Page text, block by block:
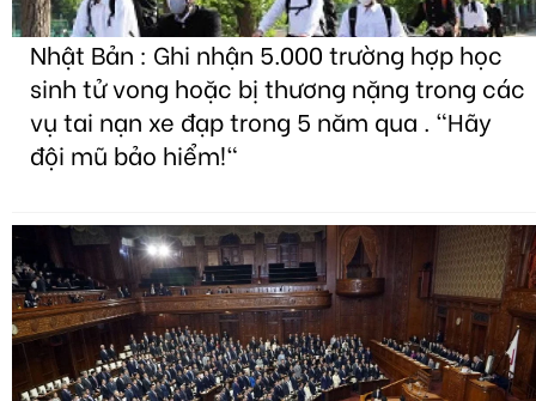
Nhật Bản : Ghi nhận 5.000 trường hợp học
sinh tử vong hoặc bị thương nặng trong các
vụ tai nạn xe đạp trong 5 năm qua . "Hãy
đội mũ bảo hiểm!"